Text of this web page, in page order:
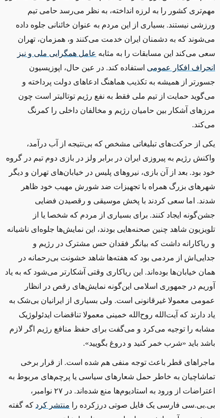
مهم‌تری کشور را به لرزه انداخته، به نظر می‌رسد حامی تیم
ورزشی نیستند. بسیاری از این مردم به عنوان خائنانی جلوه داده
می‌شوند که به دشمنان ایران خدمت می‌کنند و، همزمان، تهران
سعی می‌کند این مسابقات را به مثابه عامل همگرایی ملی و نیز
انحراف افکار عمومی استفاده کند. در عین حال، اپوزیسیون
جسورتر از همیشه به تکذیب هماهنگ ادعاهای دولت پرداخته و
می‌گوید حمایت از تیم ملی فقط به نفع رژیم توتالیتر است چون
مرزهای آشکار بین حامیان رژیم و مخالفان داخلی‌ را کمرنگ
می‌کند.
یکی از حرکت‌های تبلیغاتی مشخص که بی‌نتیجه از آب درآمد،
واکنش رژیم به پیروزی ایران در برابر ولز در بازی دوم تیم در گروه
خود بود. بعد از آن بازی، نیروهای پلیس در خیابان‌های تهران و دیگر
شهرهای بزرگ همراه با تجهیزات ضد شورش مهیب خود ظاهر
شدند. اما سعی کردند با پخش موسیقی و رقصیدن فضایی
جشن‌گونه ایجاد کنند. برای بسیاری از مردم که شخصا یا از
تلویزیون شاهد چنین صحنه‌هایی بودند، این نمایش‌ها جلوه‌ای ناشیانه
و ریاکارانه داشت که بیانگر فقدان حس مشترک در رژیم و
جدایی‌اش از مردمی بود که هفته‌ها شاهد خشونت بی‌رحمانه در
همان خیابان‌ها بوده‌اند. این ریاکاری وقتی آشکارتر می‌شود که به یاد
آوریم در جمهوری اسلامی این‌گونه نمایش‌های رقص در انظار
عمومی معمولا غیرقانونی است. ولی بسیاری از ایرانیان بی‌شک به
یاد دارند که آیت‌الله روح‌الله خمینی معمولا تناقضات ایدئولوژیک
مشابه را توجیه می‌کرد و می‌گفت برای حفظ منافع رژیم اگر لازم
باشد باید «شرب خمر کنید و دروغ بگویید».
ماجراهای قطر باعث توجه منفی هم شده است. از قرار برخی
تماشاچیان به خاطر حمل شعارهای سیاسی یا پرچم‌های مربوط به
اعتراضات از ورود به استادیوم‌ها منع شده‌اند. در ۲۷ نوامبر،
بی.بی.سی فارسی یک فایل صوتی درزکرده را منتشر کرد که گفته